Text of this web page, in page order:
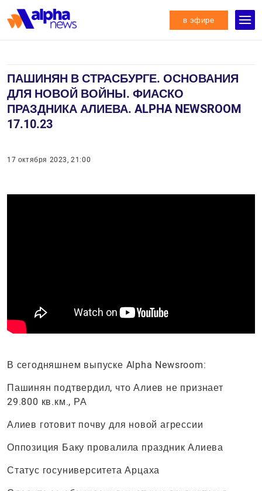
в эфире
ПАШИНЯН В СТРАСБУРГЕ. ОСНОВАНИЯ
ДЛЯ НОВОЙ ВОЙНЫ. ФИАСКО
ПРАЗДНИКА АЛИЕВА. ALPHA NEWSROOM
17.10.23
17 октября 2023, 21:00
В сегодняшнем выпуске Alpha Newsroom:
Пашинян подтвердил, что Алиев не признает
29.800 кв.км., РА
Алиев готовит почву для новой агрессии
Оппозиция Баку провалила праздник Алиева
Статус госуниверситета Арцаха